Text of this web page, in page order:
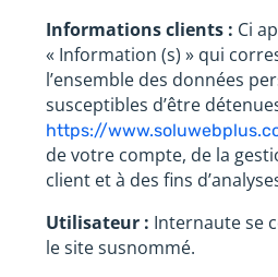
Informations clients : Ci
« Information (s) » qui
l’ensemble des données
susceptibles d’être
https://
de votre compte, de la
client et à des fins
Utilisateur : Internaute se
le site susnommé.